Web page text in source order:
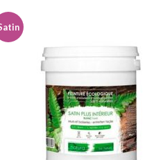
Ajouter
à la
wishlist